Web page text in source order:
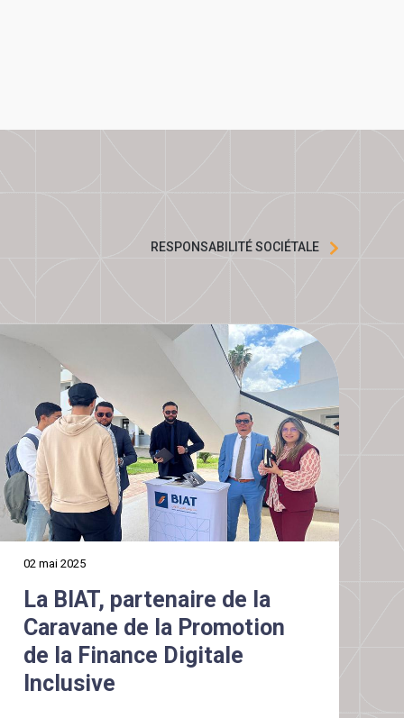
RESPONSABILITÉ SOCIÉTALE
02 mai 2025
La BIAT, partenaire de la
Caravane de la Promotion
de la Finance Digitale
Inclusive